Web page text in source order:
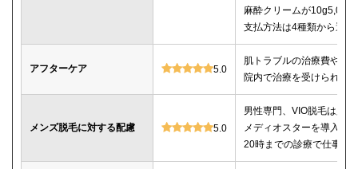
麻酔クリームが10g5,000
支払方法は4種類から選べ
アフターケア 5.0
肌トラブルの治療費や薬
院内で治療を受けられる
メンズ脱毛に対する配慮 5.0
男性専門、VIO脱毛は必
メディオスターを導入、
20時までの診療で仕事帰